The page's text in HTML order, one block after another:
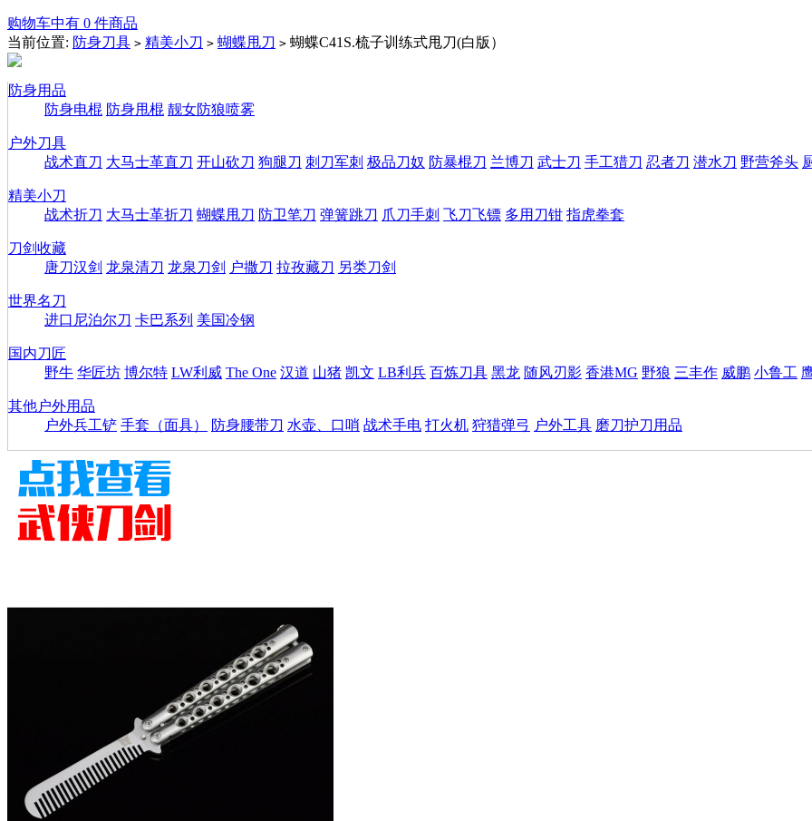
购物车中有 0 件商品
当前位置: 防身刀具 > 精美小刀 > 蝴蝶甩刀 > 蝴蝶C41S.梳子训练式甩刀(白版）
防身用品
防身电棍 防身甩棍 靓女防狼喷雾
户外刀具
战术直刀 大马士革直刀 开山砍刀 狗腿刀 刺刀军刺 极品刀奴 防暴棍刀 兰博刀 武士刀 手工猎刀 忍者刀 潜水刀 野营斧头
精美小刀
战术折刀 大马士革折刀 蝴蝶甩刀 防卫笔刀 弹簧跳刀 爪刀手刺 飞刀飞镖 多用刀钳 指虎拳套
刀剑收藏
唐刀汉剑 龙泉清刀 龙泉刀剑 户撒刀 拉孜藏刀 另类刀剑
世界名刀
进口尼泊尔刀 卡巴系列 美国冷钢
国内刀匠
野牛 华匠坊 博尔特 LW利威 The One 汉道 山猪 凯文 LB利兵 百炼刀具 黑龙 随风刃影 香港MG 野狼 三丰作 威鹏 小鲁工
其他户外用品
户外兵工铲 手套（面具） 防身腰带刀 水壶、口哨 战术手电 打火机 狩猎弹弓 户外工具 磨刀护刀用品